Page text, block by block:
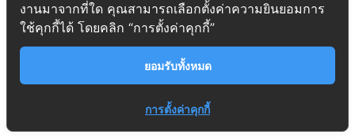
งานมาจากที่ใด คุณสามารถเลือกตั้งค่าความยินยอมการ
ใช้คุกกี้ได้ โดยคลิก “การตั้งค่าคุกกี้”
ยอมรับทั้งหมด
การตั้งค่าคุกกี้